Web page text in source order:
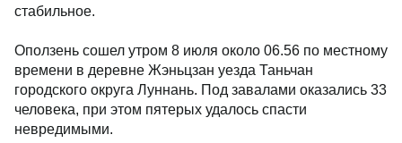
стабильное.
Оползень сошел утром 8 июля около 06.56 по местному
времени в деревне Жэньцзан уезда Таньчан
городского округа Луннань. Под завалами оказались 33
человека, при этом пятерых удалось спасти
невредимыми.